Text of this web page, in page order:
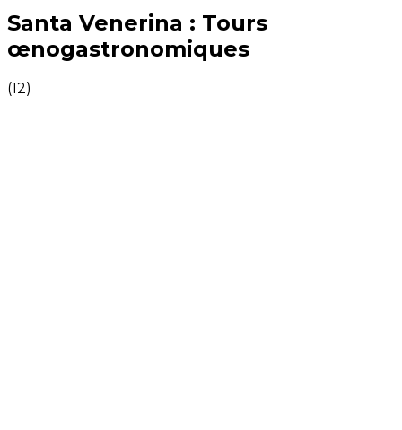
Expériences culinaires inoubliables : Expériences
Santa Venerina : Tours
œnogastronomiques
(12)